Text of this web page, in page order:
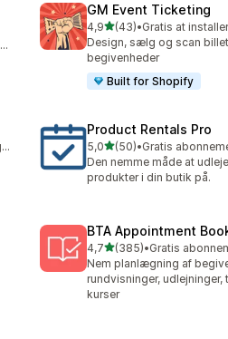
Gratis abonnement tilgængeligt
GM Event Ticketing
4,9ud af 5 stjerner
(43)
43 anmeldelser i alt
•Gratis at
Design, sælg og scan
begivenheder
Built for Shopify
Gratis abonnement tilgængeligt
Product Rentals Pro
5,0ud af 5 stjerner
(50)
50 anmeldelser i alt
•
Den nemme måde at
produkter i din butik på.
BTA Appointment
4,7ud af 5 stjerner
(385)
385 anmeldelser i alt
•
Nem planlægning af
rundvisninger, udlejninger,
kurser